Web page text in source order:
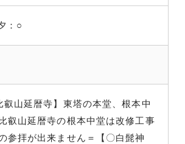
：○
叡山延暦寺】東塔の本堂、根本中
叡山延暦寺の根本中堂は改修工事
参拝が出来ません＝【〇白髭神